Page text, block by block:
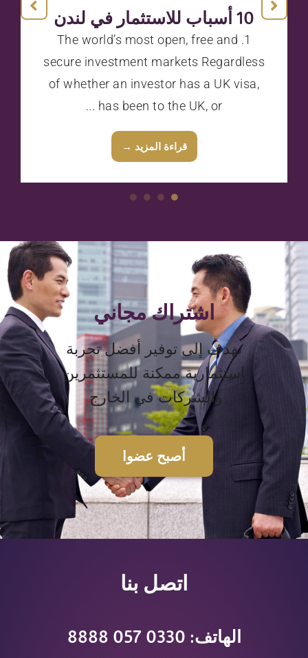
أنواع الأعمال في المملكة
المتحدة
In the United Kingdom, there are many
different types of business. However, in
practice Chinese companies usually
...
قراءة المزيد →
اشتراك مجاني
نهدف إلى توفير أفضل تجربة
استثمارية ممكنة للمستثمرين
والشركات في الخارج
أصبح عضوا